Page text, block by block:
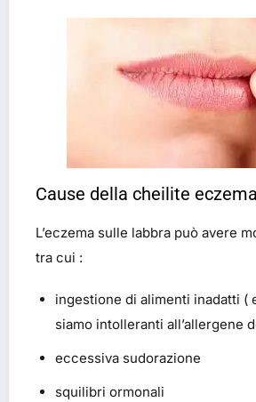
Cause della cheilite
L’eczema sulle labbra può avere
tra cui :
ingestione di alimenti inadatti (
siamo intolleranti all’allergene
eccessiva sudorazione
squilibri ormonali